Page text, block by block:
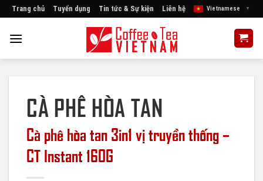
Skip
content
Trang chủ Tuyển dụng Tin tức & Sự kiện Liên hệ Vietnamese ▼
CÀ PHÊ HÒA TAN
Cà phê hòa tan 3in1 vị truyền thống –
CT Instant 160G